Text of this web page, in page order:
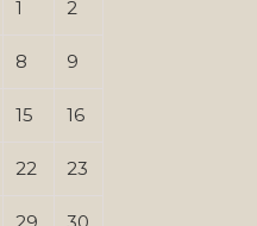
1 2
8 9
15 16
22 23